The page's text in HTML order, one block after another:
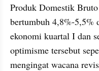
Produk Domestik
bertumbuh 4,8%-5,5%
ekonomi kuartal I dan
optimisme tersebut
mengingat wacana